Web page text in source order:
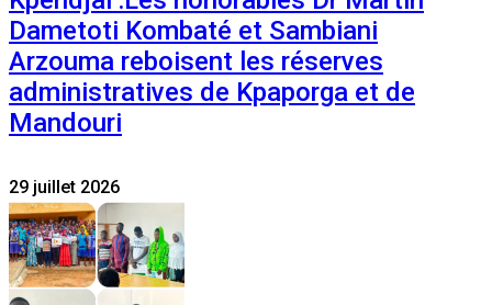
Dametoti Kombaté et Sambiani
Arzouma reboisent les réserves
administratives de Kpaporga et de
Mandouri
29 juillet 2026